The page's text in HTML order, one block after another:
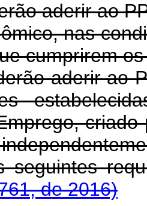
aderir ao
nas
cumprirem
aderir ao
seguintes
de 2016)